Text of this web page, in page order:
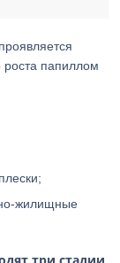
роста папиллом
жилищные